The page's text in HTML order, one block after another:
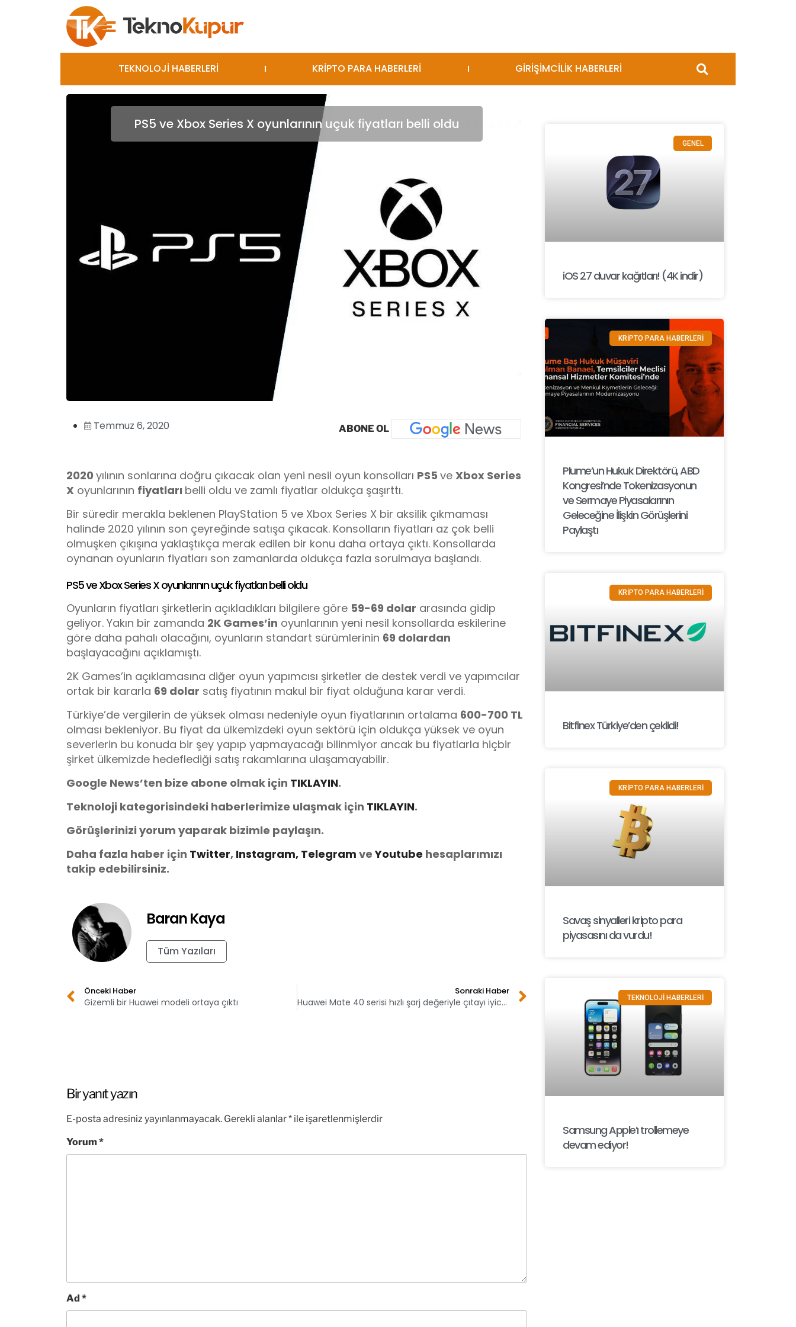
TEKNOLOJİ HABERLERİ KRİPTO PARA HABERLERİ GİRİŞİMCİLİK HABERLERİ
PS5 ve Xbox Series X oyunlarının uçuk fiyatları belli oldu
Temmuz 6, 2020 ABONE OL
2020 yılının sonlarına doğru çıkacak olan yeni nesil oyun konsolları PS5 ve Xbox Series
X oyunlarının fiyatları belli oldu ve zamlı fiyatlar oldukça şaşırttı.
Bir süredir merakla beklenen PlayStation 5 ve Xbox Series X bir aksilik çıkmaması
halinde 2020 yılının son çeyreğinde satışa çıkacak. Konsolların fiyatları az çok belli
olmuşken çıkışına yaklaştıkça merak edilen bir konu daha ortaya çıktı. Konsollarda
oynanan oyunların fiyatları son zamanlarda oldukça fazla sorulmaya başlandı.
PS5 ve Xbox Series X oyunlarının uçuk fiyatları belli oldu
Oyunların fiyatları şirketlerin açıkladıkları bilgilere göre 59-69 dolar arasında gidip
geliyor. Yakın bir zamanda 2K Games’in oyunlarının yeni nesil konsollarda eskilerine
göre daha pahalı olacağını, oyunların standart sürümlerinin 69 dolardan
başlayacağını açıklamıştı.
2K Games’in açıklamasına diğer oyun yapımcısı şirketler de destek verdi ve yapımcılar
ortak bir kararla 69 dolar satış fiyatının makul bir fiyat olduğuna karar verdi.
Türkiye’de vergilerin de yüksek olması nedeniyle oyun fiyatlarının ortalama 600-700 TL
olması bekleniyor. Bu fiyat da ülkemizdeki oyun sektörü için oldukça yüksek ve oyun
severlerin bu konuda bir şey yapıp yapmayacağı bilinmiyor ancak bu fiyatlarla hiçbir
şirket ülkemizde hedeflediği satış rakamlarına ulaşamayabilir.
Google News’ten bize abone olmak için TIKLAYIN.
Teknoloji kategorisindeki haberlerimize ulaşmak için TIKLAYIN.
Görüşlerinizi yorum yaparak bizimle paylaşın.
Daha fazla haber için Twitter, Instagram, Telegram veYoutube hesaplarımızı
takip edebilirsiniz.
Baran Kaya
Tüm Yazıları
Önceki Haber
Gizemli bir Huawei modeli ortaya çıktı
Sonraki Haber
Huawei Mate 40 serisi hızlı şarj değeriyle çıtayı iyice yükseltti
Bir yanıt yazın
E-posta adresiniz yayınlanmayacak. Gerekli alanlar* ile işaretlenmişlerdir
Yorum *
Ad *
GENEL
iOS 27 duvar kağıtları! (4K indir)
KRİPTO PARA HABERLERİ
Plume’un Hukuk Direktörü, ABD
Kongresi’nde Tokenizasyonun
ve Sermaye Piyasalarının
Geleceğine İlişkin Görüşlerini
Paylaştı
KRİPTO PARA HABERLERİ
Bitfinex Türkiye’den çekildi!
KRİPTO PARA HABERLERİ
Savaş sinyalleri kripto para
piyasasını da vurdu!
TEKNOLOJİ HABERLERİ
Samsung Apple’ı trollemeye
devam ediyor!